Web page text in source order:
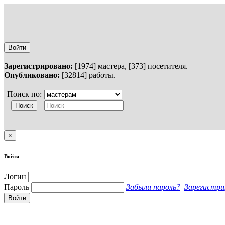
Войти
Зарегистрировано: [1974] мастера, [373] посетителя.
Опубликовано: [32814] работы.
Поиск по:
×
Войти
Логин
Пароль
Забыли пароль?
Войти